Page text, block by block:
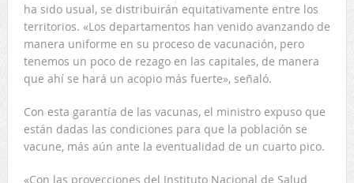
ha sido usual, se distribuirán equitativamente entre los
territorios. «Los departamentos han venido avanzando de
manera uniforme en su proceso de vacunación, pero
tenemos un poco de rezago en las capitales, de manera
que ahí se hará un acopio más fuerte», señaló.
Con esta garantía de las vacunas, el ministro expuso que
están dadas las condiciones para que la población se
vacune, más aún ante la eventualidad de un cuarto pico.
«Con las proyecciones del Instituto Nacional de Salud